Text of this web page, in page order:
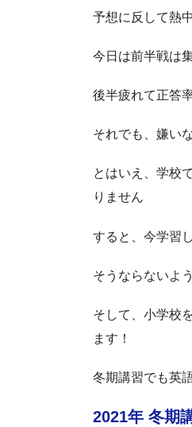
予想に反して熱
今日は前半戦は
後半疲れて正答
それでも、嫌い
とはいえ、学校
りません
すると、今学習
そうならないよ
そして、小学校
ます！
冬期講習でも英
2021年 冬期